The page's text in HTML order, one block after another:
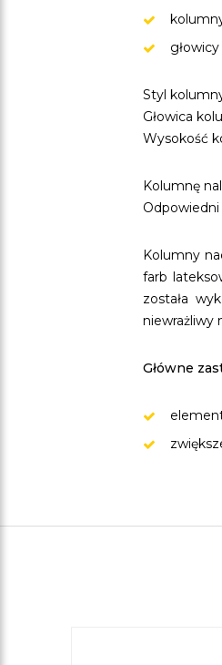
Styl
Głowica
Wysokość
Kolumnę
Kolumny
farb
została
niewrażliwy
Główne